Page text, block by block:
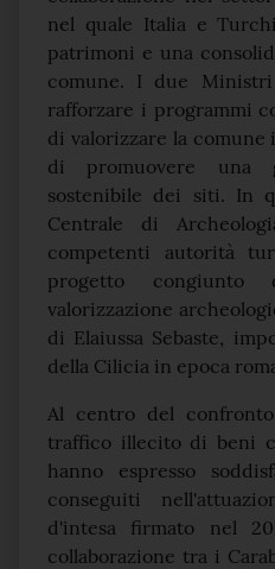
nel quale Italia e
patrimoni e una
comune. I due
rafforzare i programmi
di valorizzare la
di promuovere una
sostenibile dei siti. In
Centrale di
competenti autorità
progetto congiunto
valorizzazione
di Elaiussa Sebaste,
della Cilicia in epoca
Al centro del
traffico illecito di beni
hanno espresso
conseguiti
d'intesa firmato nel
collaborazione tra i